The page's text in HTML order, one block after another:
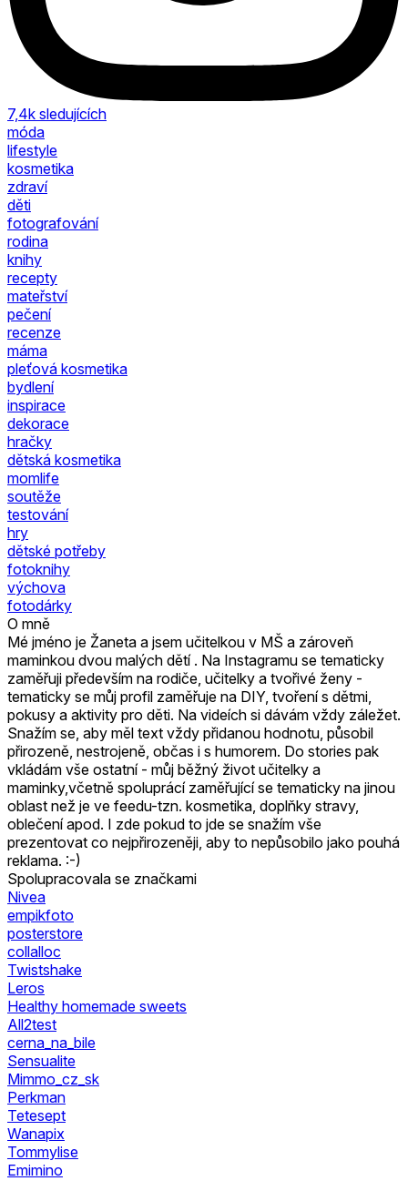
7,4k sledujících
móda
lifestyle
kosmetika
zdraví
děti
fotografování
rodina
knihy
recepty
mateřství
pečení
recenze
máma
pleťová kosmetika
bydlení
inspirace
dekorace
hračky
dětská kosmetika
momlife
soutěže
testování
hry
dětské potřeby
fotoknihy
výchova
fotodárky
O mně
Mé jméno je Žaneta a jsem učitelkou v MŠ a zároveň
maminkou dvou malých dětí . Na Instagramu se tematicky
zaměřuji především na rodiče, učitelky a tvořivé ženy -
tematicky se můj profil zaměřuje na DIY, tvoření s dětmi,
pokusy a aktivity pro děti. Na videích si dávám vždy záležet.
Snažím se, aby měl text vždy přidanou hodnotu, působil
přirozeně, nestrojeně, občas i s humorem. Do stories pak
vkládám vše ostatní - můj běžný život učitelky a
maminky,včetně spoluprácí zaměřující se tematicky na jinou
oblast než je ve feedu-tzn. kosmetika, doplňky stravy,
oblečení apod. I zde pokud to jde se snažím vše
prezentovat co nejpřirozeněji, aby to nepůsobilo jako pouhá
reklama. :-)
Spolupracovala se značkami
Nivea
empikfoto
posterstore
collalloc
Twistshake
Leros
Healthy homemade sweets
All2test
cerna_na_bile
Sensualite
Mimmo_cz_sk
Perkman
Tetesept
Wanapix
Tommylise
Emimino